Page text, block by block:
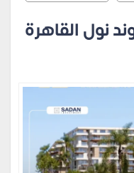
نول القاهرة